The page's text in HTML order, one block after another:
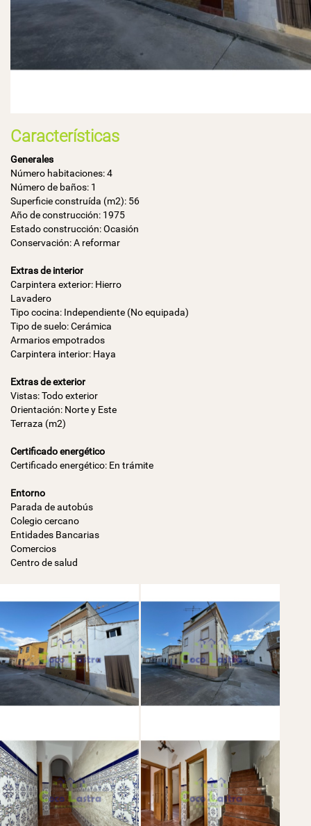
Características
Generales
Número habitaciones: 4
Número de baños: 1
Superficie construída (m2): 56
Año de construcción: 1975
Estado construcción: Ocasión
Conservación: A reformar
Extras de interior
Carpintera exterior: Hierro
Lavadero
Tipo cocina: Independiente (No equipada)
Tipo de suelo: Cerámica
Armarios empotrados
Carpintera interior: Haya
Extras de exterior
Vistas: Todo exterior
Orientación: Norte y Este
Terraza (m2)
Certificado energético
Certificado energético: En trámite
Entorno
Parada de autobús
Colegio cercano
Entidades Bancarias
Comercios
Centro de salud